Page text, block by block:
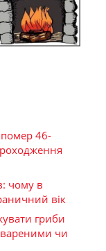
46-
чому в
вік
гриби
чи